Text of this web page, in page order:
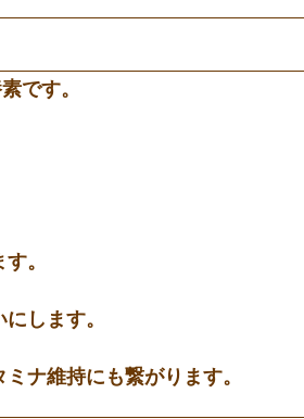
です。
。
します。
ナ維持にも繋がります。